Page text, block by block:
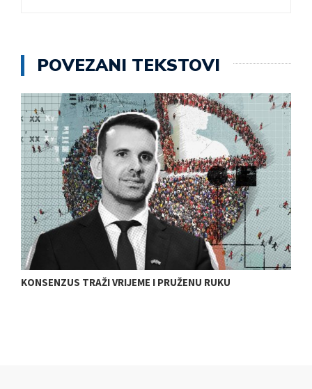
POVEZANI TEKSTOVI
KONSENZUS TRAŽI VRIJEME I PRUŽENU RUKU